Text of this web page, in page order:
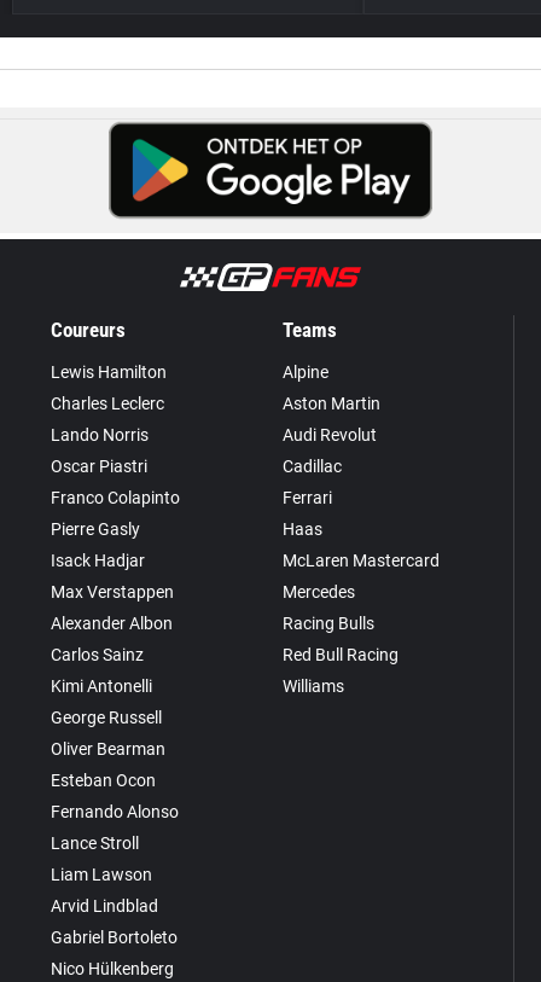
Coureurs
Lewis Hamilton
Charles Leclerc
Lando Norris
Oscar Piastri
Franco Colapinto
Pierre Gasly
Isack Hadjar
Max Verstappen
Alexander Albon
Carlos Sainz
Kimi Antonelli
George Russell
Oliver Bearman
Esteban Ocon
Fernando Alonso
Lance Stroll
Liam Lawson
Arvid Lindblad
Gabriel Bortoleto
Nico Hülkenberg
Teams
Alpine
Aston Martin
Audi Revolut
Cadillac
Ferrari
Haas
McLaren Mastercard
Mercedes
Racing Bulls
Red Bull Racing
Williams